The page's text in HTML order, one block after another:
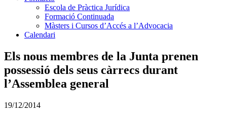
Escola de Pràctica Jurídica
Formació Continuada
Màsters i Cursos d’Accés a l’Advocacia
Calendari
Els nous membres de la Junta prenen
possessió dels seus càrrecs durant
l’Assemblea general
19/12/2014